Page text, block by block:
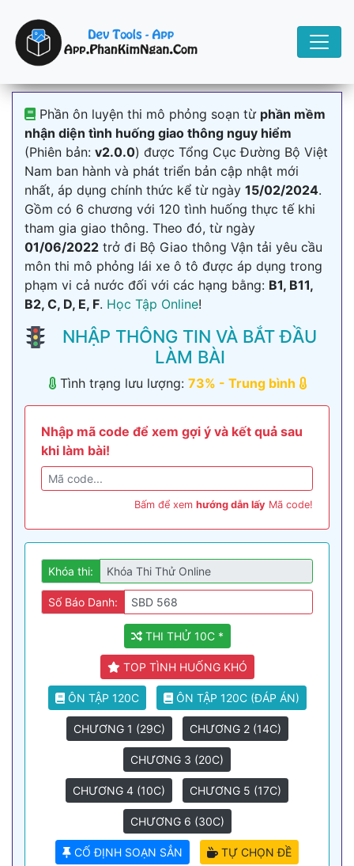
Phần ôn luyện thi mô phỏng soạn từ phần mềm
nhận diện tình huống giao thông nguy hiểm
(Phiên bản: v2.0.0) được Tổng Cục Đường Bộ Việt
Nam ban hành và phát triển bản cập nhật mới
nhất, áp dụng chính thức kể từ ngày 15/02/2024.
Gồm có 6 chương với 120 tình huống thực tế khi
tham gia giao thông. Theo đó, từ ngày
01/06/2022 trở đi Bộ Giao thông Vận tải yêu cầu
môn thi mô phỏng lái xe ô tô được áp dụng trong
phạm vi cả nước đối với các hạng bằng: B1, B11,
B2, C, D, E, F. Học Tập Online!
NHẬP THÔNG TIN VÀ BẮT ĐẦU
LÀM BÀI
Tình trạng lưu lượng: 73% - Trung bình
Nhập mã code để xem gợi ý và kết quả sau
khi làm bài!
Bấm để xem hướng dẫn lấy Mã code!
Khóa thi:
Số Báo Danh:
THI THỬ 10C *
TOP TÌNH HUỐNG KHÓ
ÔN TẬP 120C ÔN TẬP 120C (ĐÁP ÁN)
CHƯƠNG 1 (29C) CHƯƠNG 2 (14C)
CHƯƠNG 3 (20C)
CHƯƠNG 4 (10C) CHƯƠNG 5 (17C)
CHƯƠNG 6 (30C)
CỐ ĐỊNH SOẠN SẲN TỰ CHỌN ĐỀ